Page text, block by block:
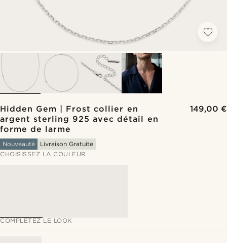
Hidden Gem | Frost collier en
argent sterling 925 avec détail en
forme de larme
149,00 €
Nouveauté
Livraison Gratuite
CHOISISSEZ LA COULEUR
COMPLÉTEZ LE LOOK